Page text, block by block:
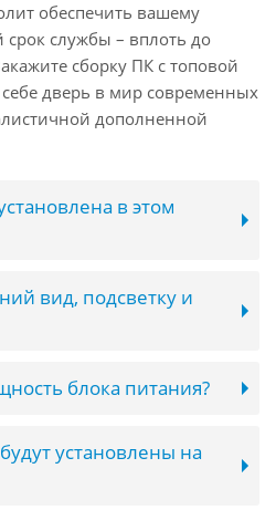
обеспечить вашему
службы – вплоть до
сборку ПК с топовой
дверь в мир современных
дополненной
в этом
вид, подсветку и
блока питания?
установлены на